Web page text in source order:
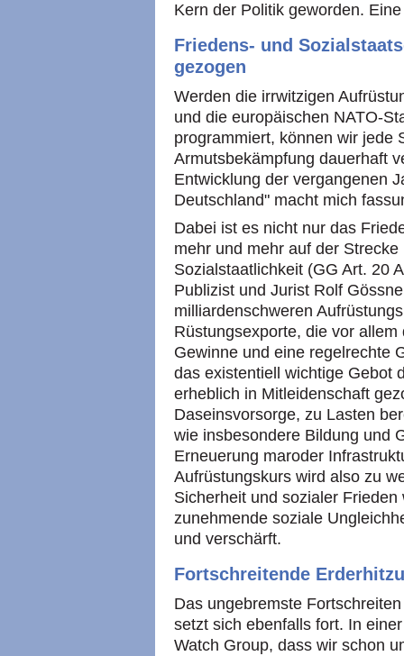
Kern der Politik geworden.
Friedens- und
gezogen
Werden die irrwitzigen
und die europäischen NATO-
programmiert, können wir jede
Armutsbekämpfung dauerhaft
Entwicklung der vergangenen
Deutschland" macht mich
Dabei ist es nicht nur das
mehr und mehr auf der
Sozialstaatlichkeit (GG Art. 20
Publizist und Jurist Rolf
milliardenschweren
Rüstungsexporte, die vor
Gewinne und eine regelrechte
das existentiell wichtige Gebot
erheblich in Mitleidenschaft
Daseinsvorsorge, zu Lasten
wie insbesondere Bildung und
Erneuerung maroder
Aufrüstungskurs wird also zu
Sicherheit und sozialer
zunehmende soziale
und verschärft.
Fortschreitende
Das ungebremste
setzt sich ebenfalls fort. In
Watch Group, dass wir schon